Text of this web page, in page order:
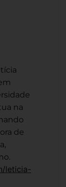
na
de
leticia-